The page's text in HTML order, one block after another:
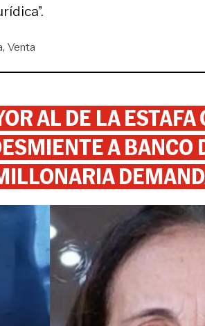
Venta
AL DE LA ESTAFA
A BANCO